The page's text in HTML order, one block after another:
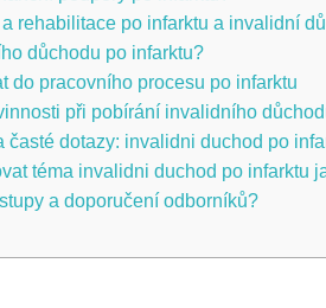
rehabilitace po infarktu a invalidní
důchodu‌ po infarktu?
do pracovního procesu po infarktu
při pobírání invalidního
časté dotazy: invalidni duchod po
téma invalidni duchod po infarktu
a doporučení odborníků?